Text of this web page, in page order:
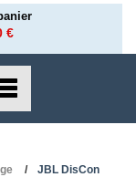
€
JBL DisCon